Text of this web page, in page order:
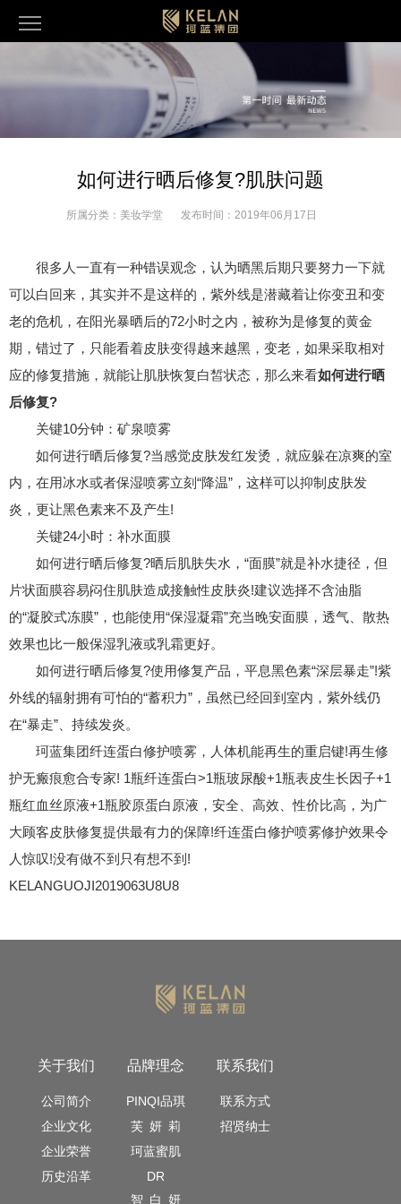
如何进行晒后修复?肌肤问题
所属分类： 美妆学堂 发布时间： 2019年06月17日
很多人一直有一种错误观念，认为晒黑后期只要努力一下就
可以白回来，其实并不是这样的，紫外线是潜藏着让你变丑和变
老的危机，在阳光暴晒后的72小时之内，被称为是修复的黄金
期，错过了，只能看着皮肤变得越来越黑，变老，如果采取相对
应的修复措施，就能让肌肤恢复白皙状态，那么来看如何进行晒
后修复?
关键10分钟：矿泉喷雾
如何进行晒后修复?当感觉皮肤发红发烫，就应躲在凉爽的室
内，在用冰水或者保湿喷雾立刻“降温”，这样可以抑制皮肤发
炎，更让黑色素来不及产生!
关键24小时：补水面膜
如何进行晒后修复?晒后肌肤失水，“面膜”就是补水捷径，但
片状面膜容易闷住肌肤造成接触性皮肤炎!建议选择不含油脂
的“凝胶式冻膜”，也能使用“保湿凝霜”充当晚安面膜，透气、散热
效果也比一般保湿乳液或乳霜更好。
如何进行晒后修复?使用修复产品，平息黑色素“深层暴走”!紫
外线的辐射拥有可怕的“蓄积力”，虽然已经回到室内，紫外线仍
在“暴走”、持续发炎。
珂蓝集团纤连蛋白修护喷雾，人体机能再生的重启键!再生修
护无瘢痕愈合专家! 1瓶纤连蛋白>1瓶玻尿酸+1瓶表皮生长因子+1
瓶红血丝原液+1瓶胶原蛋白原液，安全、高效、性价比高，为广
大顾客皮肤修复提供最有力的保障!纤连蛋白修护喷雾修护效果令
人惊叹!没有做不到只有想不到!
KELANGUOJI2019063U8U8
关于我们
公司简介
企业文化
企业荣誉
历史沿革
品牌理念
PINQI品琪
芙 妍 莉
珂蓝蜜肌
DR
智 白 妍
联系我们
联系方式
招贤纳士